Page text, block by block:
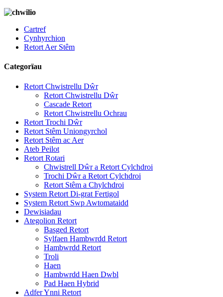
Cartref
Cynhyrchion
Retort Aer Stêm
Categorïau
Retort Chwistrellu Dŵr
Retort Chwistrellu Dŵr
Cascade Retort
Retort Chwistrellu Ochrau
Retort Trochi Dŵr
Retort Stêm Uniongyrchol
Retort Stêm ac Aer
Ateb Peilot
Retort Rotari
Chwistrell Dŵr a Retort Cylchdroi
Trochi Dŵr a Retort Cylchdroi
Retort Stêm a Chylchdroi
System Retort Di-grat Fertigol
System Retort Swp Awtomataidd
Dewisiadau
Ategolion Retort
Basged Retort
Sylfaen Hambwrdd Retort
Hambwrdd Retort
Troli
Haen
Hambwrdd Haen Dwbl
Pad Haen Hybrid
Adfer Ynni Retort